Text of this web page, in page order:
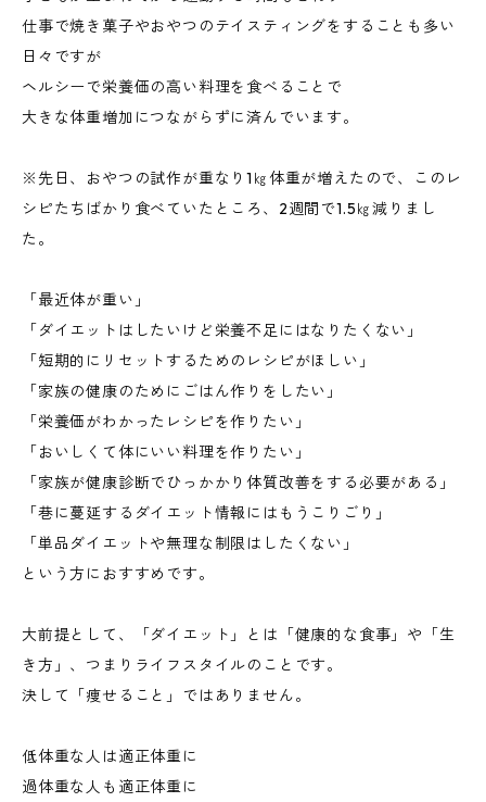
仕事で焼き菓子やおやつのテイスティングをすることも多い
日々ですが
ヘルシーで栄養価の高い料理を食べることで
大きな体重増加につながらずに済んでいます。
※先日、おやつの試作が重なり1㎏体重が増えたので、このレ
シピたちばかり食べていたところ、2週間で1.5㎏減りまし
た。
「最近体が重い」
「ダイエットはしたいけど栄養不足にはなりたくない」
「短期的にリセットするためのレシピがほしい」
「家族の健康のためにごはん作りをしたい」
「栄養価がわかったレシピを作りたい」
「おいしくて体にいい料理を作りたい」
「家族が健康診断でひっかかり体質改善をする必要がある」
「巷に蔓延するダイエット情報にはもうこりごり」
「単品ダイエットや無理な制限はしたくない」
という方におすすめです。
大前提として、「ダイエット」とは「健康的な食事」や「生
き方」、つまりライフスタイルのことです。
決して「痩せること」ではありません。
低体重な人は適正体重に
過体重な人も適正体重に